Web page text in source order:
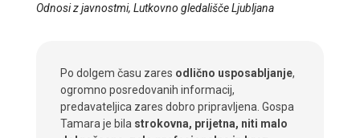
Odnosi z javnostmi, Lutkovno gledališče Ljubljana
Po dolgem času zares odlično usposabljanje,
ogromno posredovanih informacij,
predavateljica zares dobro pripravljena. Gospa
Tamara je bila strokovna, prijetna, niti malo